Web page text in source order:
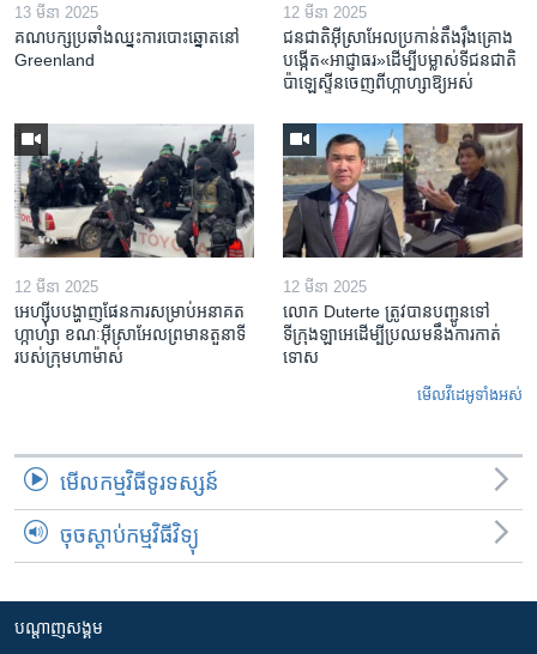
13 មីនា 2025
គណបក្ស​ប្រឆាំង​ឈ្នះ​ការបោះឆ្នោត​នៅ
Greenland
12 មីនា 2025
ជនជាតិ​អ៊ីស្រាអែល​ប្រកាន់​តឹងរ៉ឹង​គ្រោង​
បង្កើត​«អាជ្ញាធរ‍»​ដើម្បី​បម្លាស់​ទី​ជនជាតិ​
ប៉ាឡេស្ទីន​ចេញពី​ហ្កាហ្សា​ឱ្យ​អស់
12 មីនា 2025
អេហ្ស៊ីប​បង្ហាញ​ផែនការ​សម្រាប់​អនាគត​
ហ្កាហ្សា ខណៈ​អ៊ីស្រាអែល​ព្រមាន​តួនាទី​
របស់​ក្រុម​ហាម៉ាស់
12 មីនា 2025
លោក Duterte ត្រូវ​បាន​បញ្ជូនទៅ
ទីក្រុងឡាអេ​ដើម្បី​ប្រឈម​នឹង​ការកាត់
ទោស
មើល​វីដេអូ​ទាំង​អស់
មើល​កម្មវិធី​ទូរទស្សន៍
ចុចស្តាប់កម្មវិធីវិទ្យុ
បណ្តាញ​សង្គម